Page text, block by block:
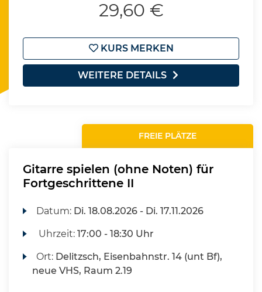
29,60 €
KURS MERKEN
WEITERE DETAILS
FREIE PLÄTZE
Gitarre spielen (ohne Noten) für
Fortgeschrittene II
Datum: Di. 18.08.2026 - Di. 17.11.2026
Uhrzeit:17:00 - 18:30 Uhr
Ort: Delitzsch, Eisenbahnstr. 14 (unt Bf),
neue VHS, Raum 2.19